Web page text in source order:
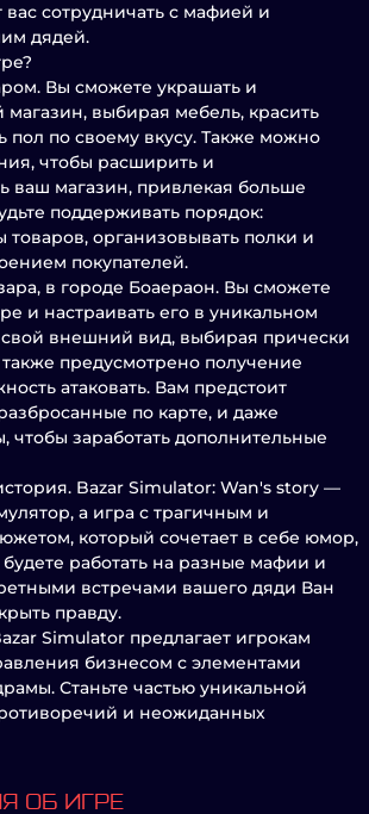
вас сотрудничать с мафией и
дядей.
Вы сможете украшать и
магазин, выбирая мебель, красить
пол по своему вкусу. Также можно
чтобы расширить и
ваш магазин, привлекая больше
поддерживать порядок:
товаров, организовывать полки и
покупателей.
в городе Боаераон. Вы сможете
и настраивать его в уникальном
внешний вид, выбирая прически
предусмотрено получение
атаковать. Вам предстоит
по карте, и даже
чтобы заработать дополнительные
Bazar Simulator: Wan's story —
а игра с трагичным и
который сочетает в себе юмор,
работать на разные мафии и
встречами вашего дяди Ван
правду.
Simulator предлагает игрокам
бизнесом с элементами
Станьте частью уникальной
и неожиданных
ОБ ИГРЕ